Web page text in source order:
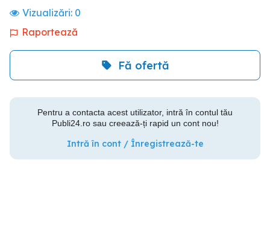
Vizualizări: 0
Raportează
Fă ofertă
Pentru a contacta acest utilizator, intră în contul tău
Publi24.ro sau creează-ți rapid un cont nou!
Intră în cont / Înregistrează-te